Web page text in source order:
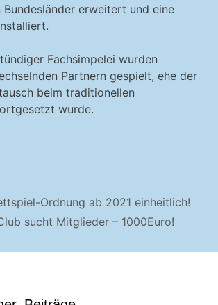
Bundesländer erweitert und eine
Fachsimpelei wurden
Partnern gespielt, ehe der
beim traditionellen
wurde.
Ordnung ab 2021 einheitlich!
sucht Mitglieder – 1000Euro!